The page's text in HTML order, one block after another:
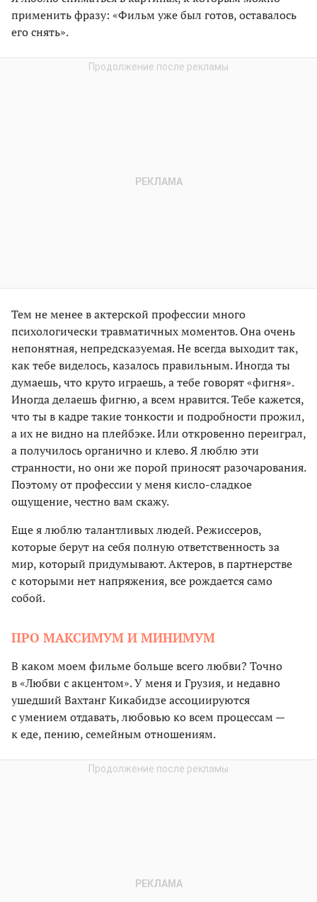
применить фразу: «Фильм уже был готов, оставалось
его снять».
Тем не менее в актерской профессии много
психологически травматичных моментов. Она очень
непонятная, непредсказуемая. Не всегда выходит так,
как тебе виделось, казалось правильным. Иногда ты
думаешь, что круто играешь, а тебе говорят «фигня».
Иногда делаешь фигню, а всем нравится. Тебе кажется,
что ты в кадре такие тонкости и подробности прожил,
а их не видно на плейбэке. Или откровенно переиграл,
а получилось органично и клево. Я люблю эти
странности, но они же порой приносят разочарования.
Поэтому от профессии у меня кисло-сладкое
ощущение, честно вам скажу.
Еще я люблю талантливых людей. Режиссеров,
которые берут на себя полную ответственность за
мир, который придумывают. Актеров, в партнерстве
с которыми нет напряжения, все рождается само
собой.
ПРО МАКСИМУМ И МИНИМУМ
В каком моем фильме больше всего любви? Точно
в «Любви с акцентом». У меня и Грузия, и недавно
ушедший Вахтанг Кикабидзе ассоциируются
с умением отдавать, любовью ко всем процессам —
к еде, пению, семейным отношениям.